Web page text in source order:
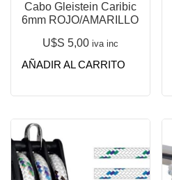
Cabo Gleistein Caribic
6mm ROJO/AMARILLO
U$S 5,00 iva inc
AÑADIR AL CARRITO